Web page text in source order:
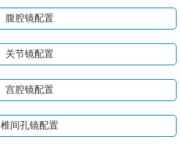
腹腔镜配置
关节镜配置
宫腔镜配置
椎间孔镜配置